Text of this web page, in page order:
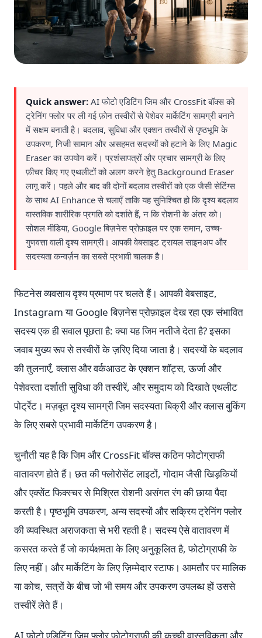
Quick answer: AI फोटो एडिटिंग जिम और CrossFit बॉक्स को
ट्रेनिंग फ्लोर पर ली गई फ़ोन तस्वीरों से पेशेवर मार्केटिंग सामग्री बनाने
में सक्षम बनाती है। बदलाव, सुविधा और एक्शन तस्वीरों से पृष्ठभूमि के
उपकरण, निजी सामान और असहमत सदस्यों को हटाने के लिए Magic
Eraser का उपयोग करें। प्रशंसापत्रों और प्रचार सामग्री के लिए
फ़ीचर किए गए एथलीटों को अलग करने हेतु Background Eraser
लागू करें। पहले और बाद की दोनों बदलाव तस्वीरों को एक जैसी सेटिंग्स
के साथ AI Enhance से चलाएँ ताकि यह सुनिश्चित हो कि दृश्य बदलाव
वास्तविक शारीरिक प्रगति को दर्शाते हैं, न कि रोशनी के अंतर को।
सोशल मीडिया, Google बिज़नेस प्रोफ़ाइल पर एक समान, उच्च-
गुणवत्ता वाली दृश्य सामग्री। आपकी वेबसाइट ट्रायल साइनअप और
सदस्यता कन्वर्ज़न का सबसे प्रभावी चालक है।
फिटनेस व्यवसाय दृश्य प्रमाण पर चलते हैं। आपकी वेबसाइट,
Instagram या Google बिज़नेस प्रोफ़ाइल देख रहा एक संभावित
सदस्य एक ही सवाल पूछता है: क्या यह जिम नतीजे देता है? इसका
जवाब मुख्य रूप से तस्वीरों के ज़रिए दिया जाता है। सदस्यों के बदलाव
की तुलनाएँ, क्लास और वर्कआउट के एक्शन शॉट्स, ऊर्जा और
पेशेवरता दर्शाती सुविधा की तस्वीरें, और समुदाय को दिखाते एथलीट
पोर्ट्रेट। मज़बूत दृश्य सामग्री जिम सदस्यता बिक्री और क्लास बुकिंग
के लिए सबसे प्रभावी मार्केटिंग उपकरण है।
चुनौती यह है कि जिम और CrossFit बॉक्स कठिन फोटोग्राफी
वातावरण होते हैं। छत की फ्लोरोसेंट लाइटों, गोदाम जैसी खिड़कियों
और एक्सेंट फिक्स्चर से मिश्रित रोशनी असंगत रंग की छाया पैदा
करती है। पृष्ठभूमि उपकरण, अन्य सदस्यों और सक्रिय ट्रेनिंग फ्लोर
की व्यवस्थित अराजकता से भरी रहती है। सदस्य ऐसे वातावरण में
कसरत करते हैं जो कार्यक्षमता के लिए अनुकूलित है, फोटोग्राफी के
लिए नहीं। और मार्केटिंग के लिए ज़िम्मेदार स्टाफ। आमतौर पर मालिक
या कोच, सत्रों के बीच जो भी समय और उपकरण उपलब्ध हों उससे
तस्वीरें लेते हैं।